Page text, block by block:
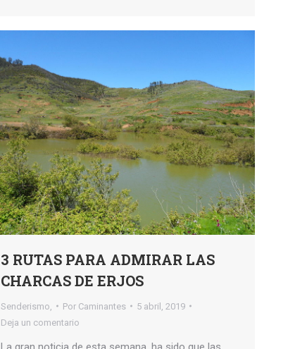
3 RUTAS PARA ADMIRAR LAS
CHARCAS DE ERJOS
Senderismo, Por Caminantes
5 abril, 2019
Deja un comentario